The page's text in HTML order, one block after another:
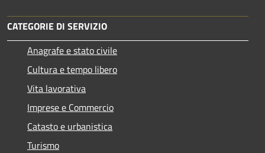
CATEGORIE DI SERVIZIO
Anagrafe e stato civile
Cultura e tempo libero
Vita lavorativa
Imprese e Commercio
Catasto e urbanistica
Turismo